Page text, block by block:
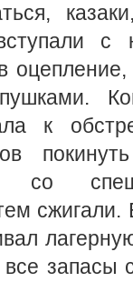
с
к
со
запасы